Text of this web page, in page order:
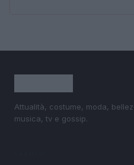
Attualità, costume, moda,
musica, tv e gossip.